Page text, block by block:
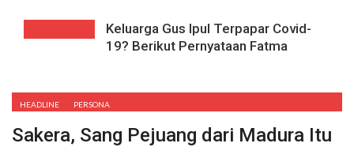
Keluarga Gus Ipul Terpapar Covid-
19? Berikut Pernyataan Fatma
HEADLINE PERSONA
Sakera, Sang Pejuang dari Madura Itu